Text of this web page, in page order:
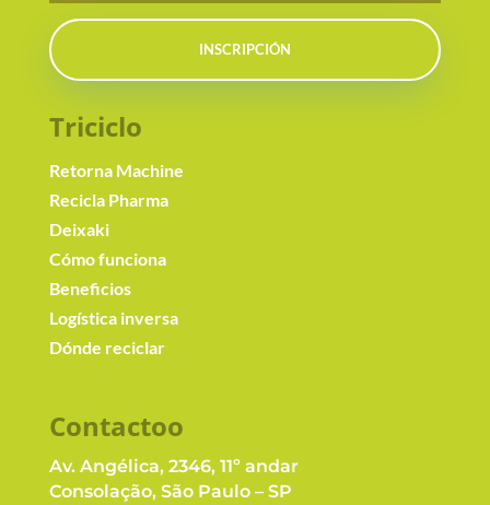
INSCRIPCIÓN
Triciclo
Retorna Machine
Recicla Pharma
Deixaki
Cómo funciona
Beneficios
Logística inversa
Dónde reciclar
Contactoo
Av. Angélica, 2346, 11º andar
Consolação, São Paulo – SP